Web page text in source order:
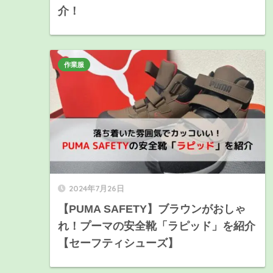
介！
2024年7月26日
【PUMA SAFETY】ブラウンがおしゃ
れ！プーマの安全靴「ラピッド」を紹介
【セーフティシューズ】
作業服